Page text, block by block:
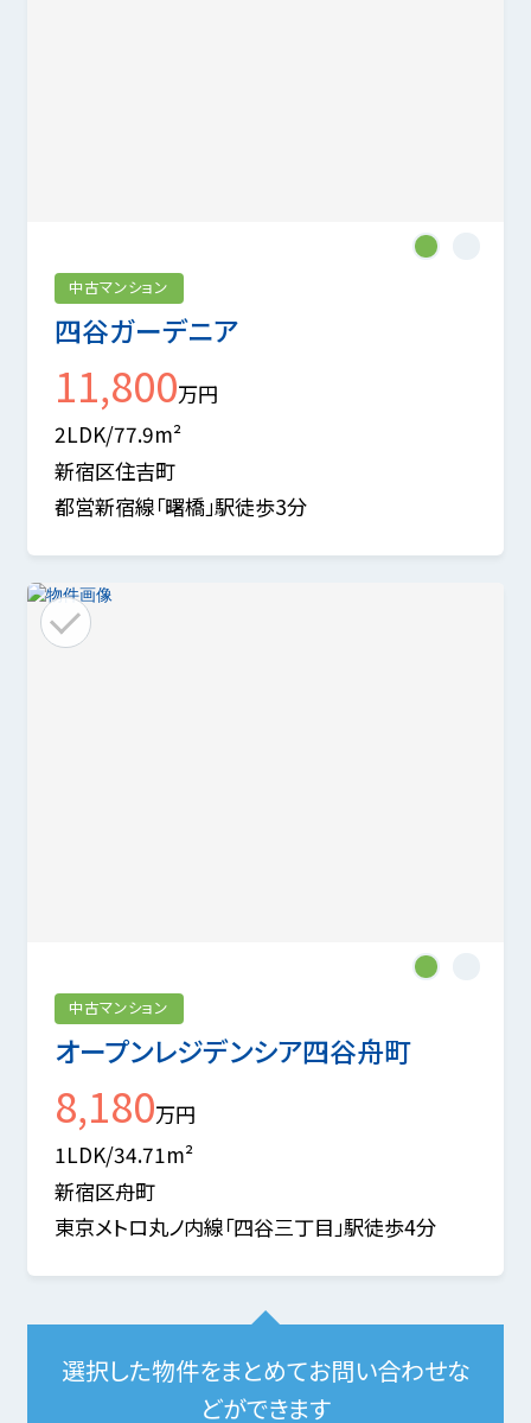
四谷ガーデニア
中古マンション
11,800万円
2LDK/77.9m²
新宿区住吉町
都営新宿線「曙橋」駅徒歩3分
オープンレジデンシア四谷舟町
中古マンション
8,180万円
1LDK/34.71m²
新宿区舟町
東京メトロ丸ノ内線「四谷三丁目」駅徒歩4分
選択した物件をまとめてお問い合わせな
どができます